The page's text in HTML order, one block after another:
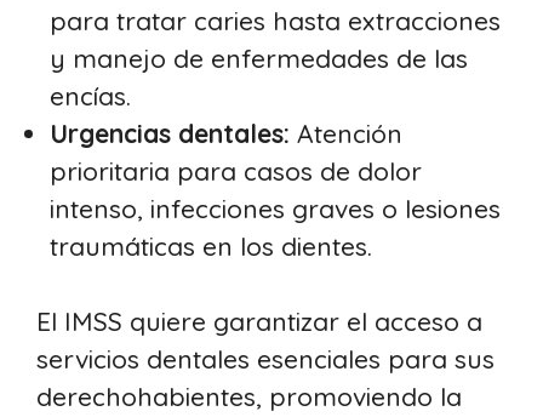
para tratar caries hasta extracciones
y manejo de enfermedades de las
encías.
Urgencias dentales: Atención
prioritaria para casos de dolor
intenso, infecciones graves o lesiones
traumáticas en los dientes.
El IMSS quiere garantizar el acceso a
servicios dentales esenciales para sus
derechohabientes, promoviendo la